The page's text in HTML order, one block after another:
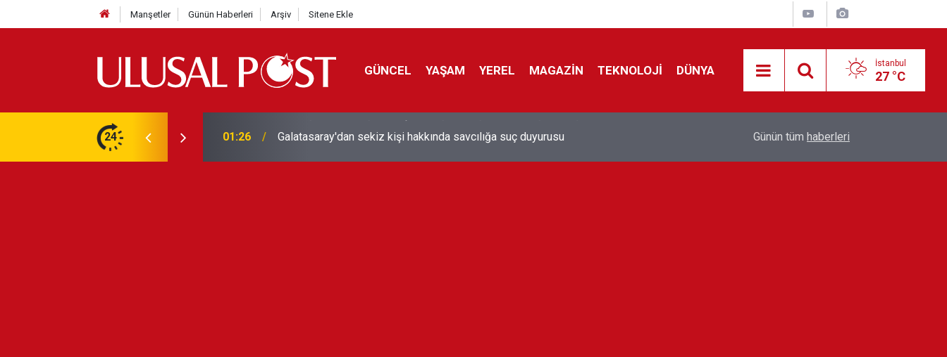
Manşetler Günün Haberleri Arşiv Sitene Ekle
GÜNCEL YAŞAM YEREL MAGAZİN TEKNOLOJİ DÜNYA İstanbul
27 °C
24
en yüksek seviyesine çıktı 01:26 Galatasaray'dan sekiz kişi hakkında savcılığa suç duyurusu
kontrol edecek
Günün tüm haberleri